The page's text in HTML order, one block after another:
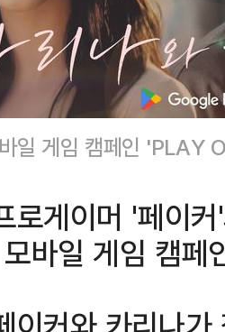
일 게임 캠페인
로게이머 '페이
바일 게임 캠페